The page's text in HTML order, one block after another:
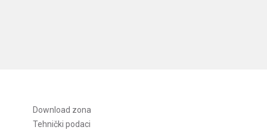
Download zona
Tehnički podaci